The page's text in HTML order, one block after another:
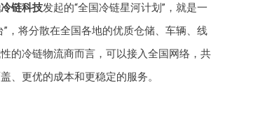
链科技发起的“全国冷链星河计划”，就是一
，将分散在全国各地的优质仓储、车辆、线
的冷链物流商而言，可以接入全国网络，共
、更优的成本和更稳定的服务。